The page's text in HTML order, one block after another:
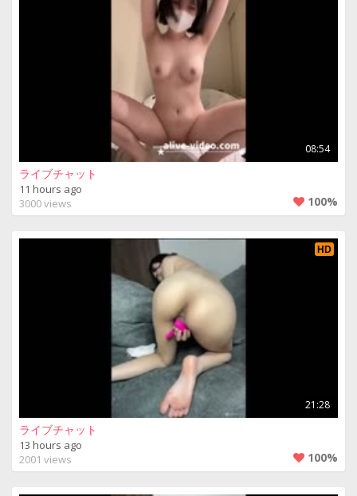
08:54
ライブチャット
11 hours ago
3000 views
100%
HD
21:28
ライブチャット
13 hours ago
2001 views
100%